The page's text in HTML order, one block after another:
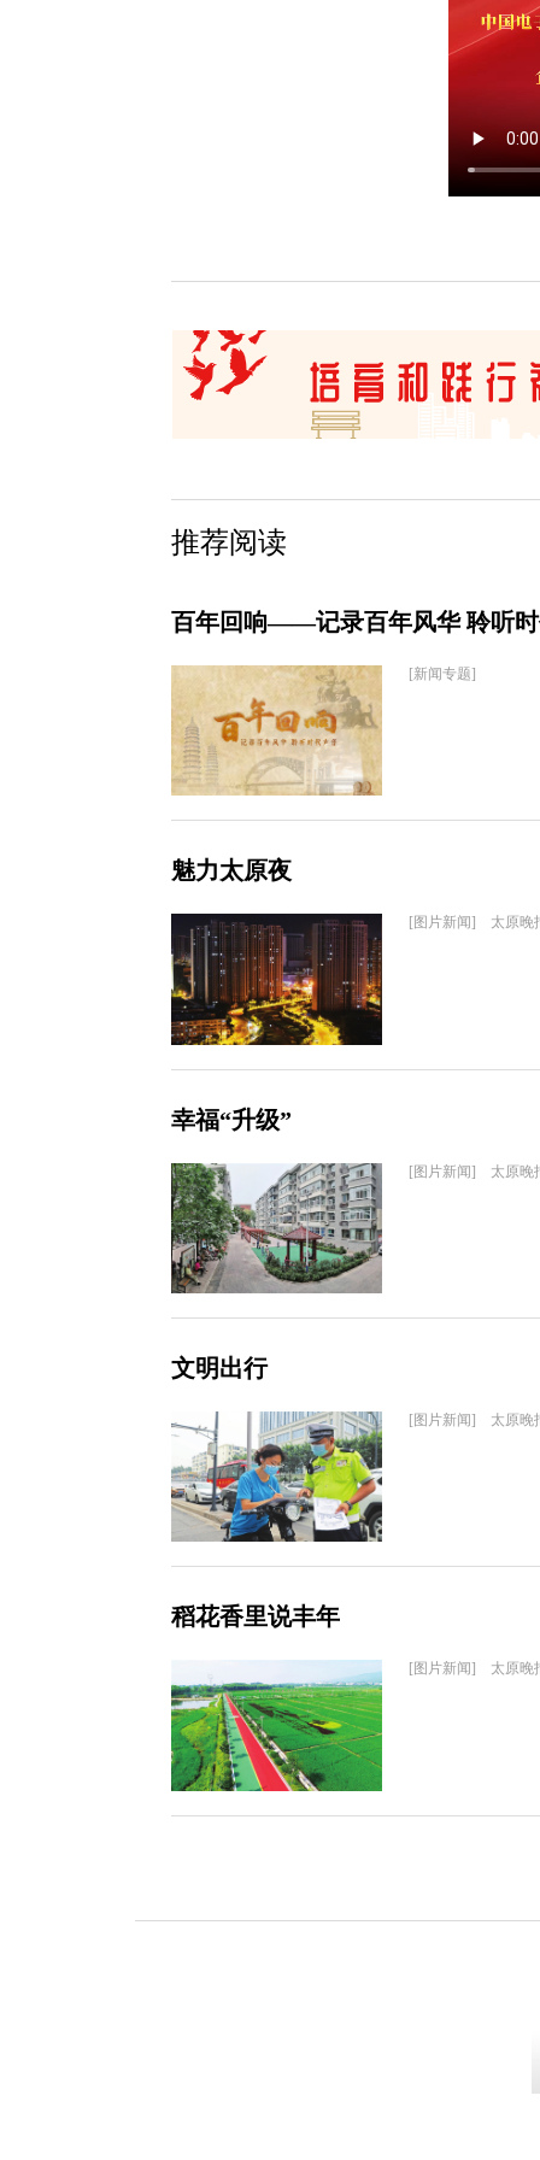
推荐阅读
百年回响——记录百年风华 聆听
[新闻专题]
魅力太原夜
[图片新闻] 太原晚
幸福“升级”
[图片新闻] 太原晚
文明出行
[图片新闻] 太原晚
稻花香里说丰年
[图片新闻] 太原晚